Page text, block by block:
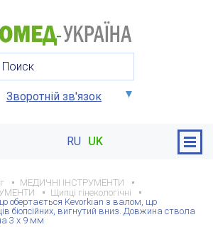
Зворотній зв'язок
RU UK
МЕДИЧНІ ІНСТРУМЕНТИ
Щипці гінекологічні
обертається Kevorkian з валом, що
біопсійних, вигнутий вниз. Довжина ствола
3 х 9 мм